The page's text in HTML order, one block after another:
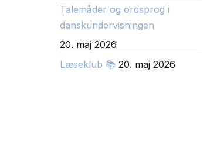
Talemåder og ordsprog i
danskundervisningen
20. maj 2026
Læseklub 📚 20. maj 2026